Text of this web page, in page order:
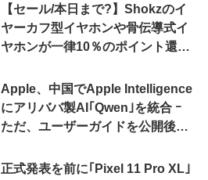
【セール/本日まで?】Shokzのイ
ヤーカフ型イヤホンや骨伝導式イ
ヤホンが一律10％のポイント還元
Apple、中国でApple Intelligence
にアリババ製AI｢Qwen｣を統合 ｰ
ただ、ユーザーガイドを公開後に
正式発表を前に｢Pixel 11 Pro XL｣